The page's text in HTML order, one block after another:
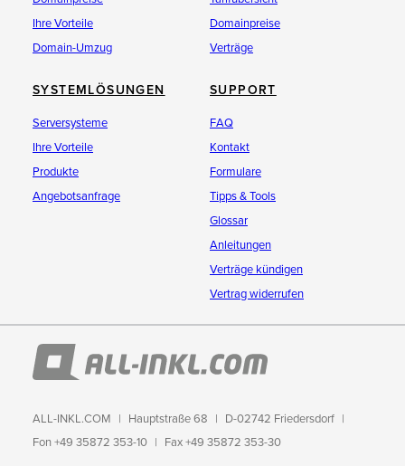
Ihre Vorteile
Domain-Umzug
Domainpreise
Verträge
SYSTEMLÖSUNGEN
Serversysteme
Ihre Vorteile
Produkte
Angebotsanfrage
SUPPORT
FAQ
Kontakt
Formulare
Tipps & Tools
Glossar
Anleitungen
Verträge kündigen
Vertrag widerrufen
ALL-INKL.COM Hauptstraße 68
D-02742 Friedersdorf
Fon +49 35872 353-10
Fax +49 35872 353-30